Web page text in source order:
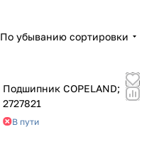
По убыванию сортировки
Подшипник COPELAND;
2727821
В пути